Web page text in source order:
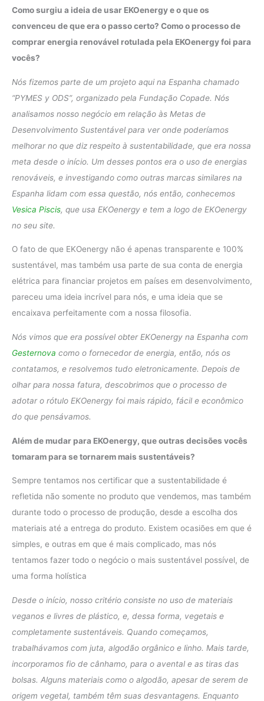
Como surgiu a ideia de usar EKOenergy e o que os
convenceu de que era o passo certo? Como o processo de
comprar energia renovável rotulada pela EKOenergy foi para
vocês?
Nós fizemos parte de um projeto aqui na Espanha chamado
“PYMES y ODS”, organizado pela Fundação Copade. Nós
analisamos nosso negócio em relação às Metas de
Desenvolvimento Sustentável para ver onde poderíamos
melhorar no que diz respeito à sustentabilidade, que era nossa
meta desde o início. Um desses pontos era o uso de energias
renováveis, e investigando como outras marcas similares na
Espanha lidam com essa questão, nós então, conhecemos
Vesica Piscis, que usa EKOenergy e tem a logo de EKOenergy
no seu site.
O fato de que EKOenergy não é apenas transparente e 100%
sustentável, mas também usa parte de sua conta de energia
elétrica para financiar projetos em países em desenvolvimento,
pareceu uma ideia incrível para nós, e uma ideia que se
encaixava perfeitamente com a nossa filosofia.
Nós vimos que era possível obter EKOenergy na Espanha com
Gesternova como o fornecedor de energia, então, nós os
contatamos, e resolvemos tudo eletronicamente. Depois de
olhar para nossa fatura, descobrimos que o processo de
adotar o rótulo EKOenergy foi mais rápido, fácil e econômico
do que pensávamos.
Além de mudar para EKOenergy, que outras decisões vocês
tomaram para se tornarem mais sustentáveis?
Sempre tentamos nos certificar que a sustentabilidade é
refletida não somente no produto que vendemos, mas também
durante todo o processo de produção, desde a escolha dos
materiais até a entrega do produto. Existem ocasiões em que é
simples, e outras em que é mais complicado, mas nós
tentamos fazer todo o negócio o mais sustentável possível, de
uma forma holística
Desde o início, nosso critério consiste no uso de materiais
veganos e livres de plástico, e, dessa forma, vegetais e
completamente sustentáveis. Quando começamos,
trabalhávamos com juta, algodão orgânico e linho. Mais tarde,
incorporamos fio de cânhamo, para o avental e as tiras das
bolsas. Alguns materiais como o algodão, apesar de serem de
origem vegetal, também têm suas desvantagens. Enquanto